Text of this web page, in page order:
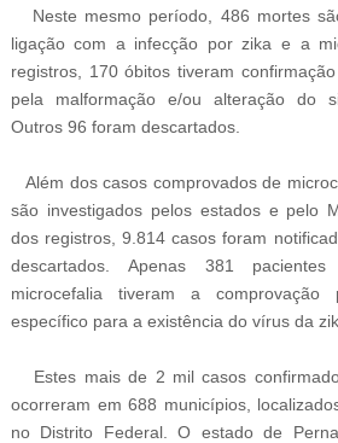
Neste mesmo período, 486 mortes
ligação com a infecção por zika e a
registros, 170 óbitos tiveram
pela malformação e/ou alteração do
Outros 96 foram descartados.
Além dos casos comprovados de
são investigados pelos estados e pelo
dos registros, 9.814 casos foram
descartados. Apenas 381
microcefalia tiveram a comprovação
específico para a existência do vírus da
Estes mais de 2 mil casos
ocorreram em 688 municípios,
no Distrito Federal. O estado de